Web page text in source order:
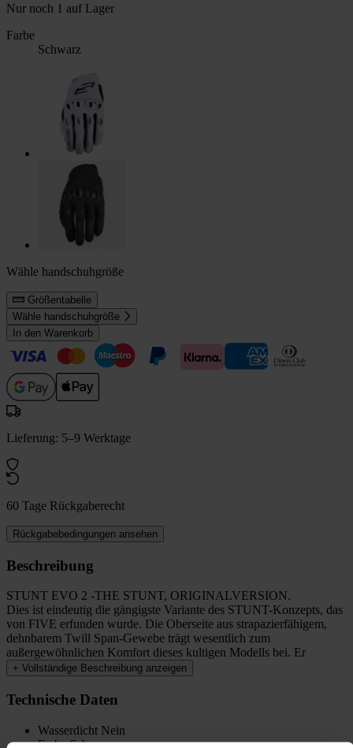
Nur noch 1 auf Lager
Farbe
Schwarz
Wähle handschuhgröße
Größentabelle
Wähle handschuhgröße
In den Warenkorb
Lieferung: 5–9 Werktage
60 Tage Rückgaberecht
Rückgabebedingungen ansehen
Beschreibung
STUNT EVO 2 -THE STUNT, ORIGINALVERSION.
Dies ist eindeutig die gängigste Variante des STUNT-Konzepts, das
von FIVE erfunden wurde. Die Oberseite aus strapazierfähigem,
dehnbarem Twill Span-Gewebe trägt wesentlich zum
außergewöhnlichen Komfort dieses kultigen Modells bei. Er
+ Vollständige Beschreibung anzeigen
Technische Daten
Wasserdicht Nein
FarbeSchwarz